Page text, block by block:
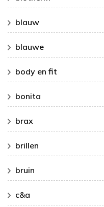
blauw
blauwe
body en fit
bonita
brax
brillen
bruin
c&a